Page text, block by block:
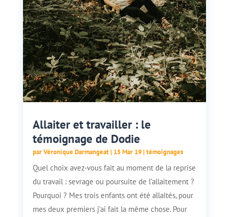
Allaiter et travailler : le
témoignage de Dodie
parVéronique Darmangeat| 15 Mar 19|témoignages
Quel choix avez-vous fait au moment de la reprise
du travail : sevrage ou poursuite de l’allaitement ?
Pourquoi ? Mes trois enfants ont été allaités, pour
mes deux premiers j’ai fait la même chose. Pour